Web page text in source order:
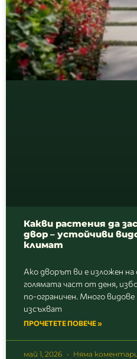
Какви растения да
двор – устойчиви
климат
Ако дворът ви е изложен на
голямата част от деня,
по-ограничен. Много
изсъхват
ПРОЧЕТЕТЕ ПОВЕЧЕ »
май 1, 2026 Няма